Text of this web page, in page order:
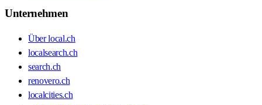
Unternehmen
Über local.ch
localsearch.ch
search.ch
renovero.ch
localcities.ch